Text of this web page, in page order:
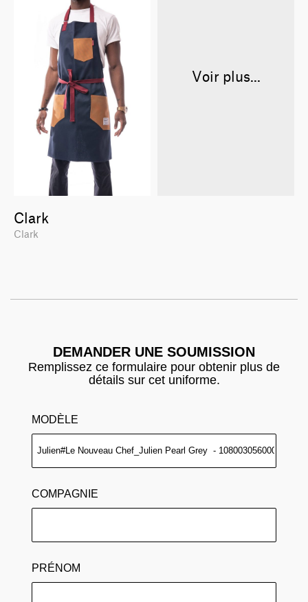
Clark
Clark
Voir plus...
DEMANDER UNE SOUMISSION
Remplissez ce formulaire pour obtenir plus de
détails sur cet uniforme.
MODÈLE
COMPAGNIE
PRÉNOM